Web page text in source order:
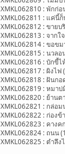
XMKL062810 : พักก่อ
XMKL062811 : แค่นี้
XMKL062812 : ขายบ
XMKL062813 : จาก
XMKL062814 : ขอข
XMKL062815 : นวล
XMKL062816 : บักขี้ไ
XMKL062817 : ผิงไฟ
XMKL062818 : ฝันกอ
XMKL062819 : หมา
XMKL062820 : ย้าน
XMKL062821 : กล่อ
XMKL062822 : ก่อง
XMKL062823 : คาง
XMKL062824 : ถนน
XMKL062825 : ตำลึง